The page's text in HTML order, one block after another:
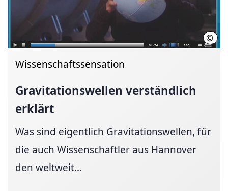
©
Wissenschaftssensation
Gravitationswellen verständlich
erklärt
Was sind eigentlich Gravitationswellen, für
die auch Wissenschaftler aus Hannover
den weltweit...